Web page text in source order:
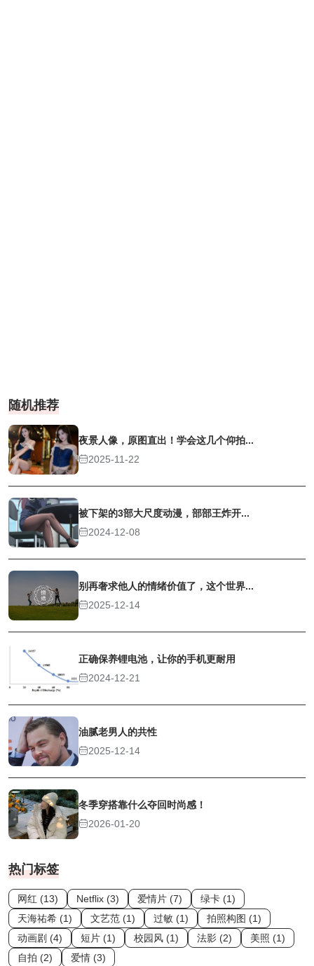
随机推荐
夜景人像，原图直出！学会这几个仰拍...
2025-11-22
被下架的3部大尺度动漫，部部王炸开...
2024-12-08
别再奢求他人的情绪价值了，这个世界...
2025-12-14
正确保养锂电池，让你的手机更耐用
2024-12-21
油腻老男人的共性
2025-12-14
冬季穿搭靠什么夺回时尚感！
2026-01-20
热门标签
网红 (13) Netflix (3) 爱情片 (7)
绿卡 (1)
天海祐希 (1)
文艺范 (1) 过敏 (1)
拍照构图 (1)
动画剧 (4)
短片 (1) 校园风 (1) 法影 (2)
美照 (1)
自拍 (2)
爱情 (3)